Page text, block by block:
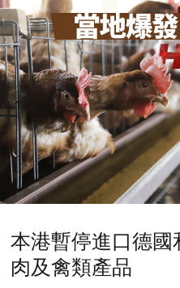
本港暫停進口德
肉及禽類產品